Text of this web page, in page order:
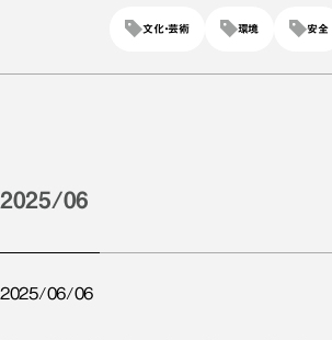
安全
環境
文化・芸術
2025/06
2025/06/06